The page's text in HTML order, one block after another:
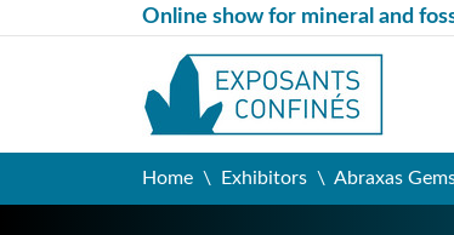
Online show for mineral and
Home Exhibitors Abraxas